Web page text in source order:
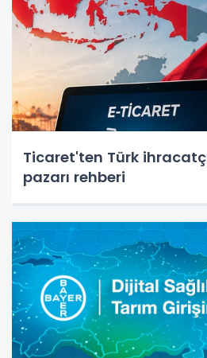
Ticaret'ten Türk
pazarı rehberi